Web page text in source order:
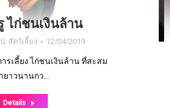
ไก่ชนเงินล้าน
, สัตว์เลี้ยง 12/04/2019
รเลี้ยง ไก่ชนเงินล้าน ที่สะสม
ยาวนานกว…
Details